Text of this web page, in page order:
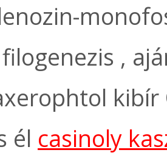
,
él casinoly